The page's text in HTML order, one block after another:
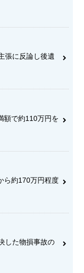
張に反論し後遺
額で約110万円を
ら約170万円程度
した物損事故の